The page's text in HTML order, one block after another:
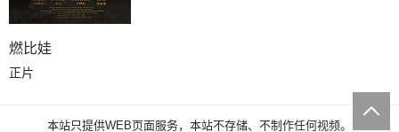
燃比娃
正片
本站只提供WEB页面服务，本站不存储、不制作任何视频。